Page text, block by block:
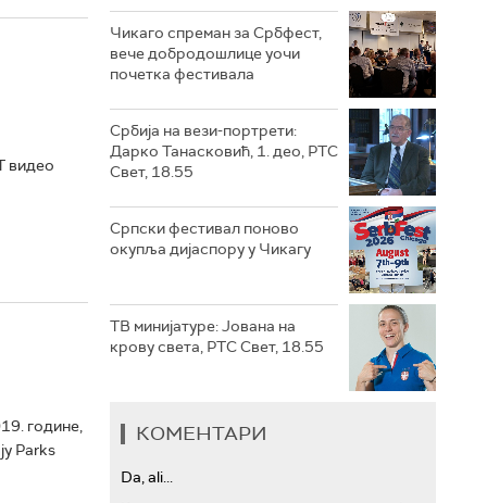
видео
године,
Parks
Чикаго спреман за Србфест,
вече добродошлице уочи
почетка фестивала
Србија на вези-портрети:
Дарко Танасковић, 1. део, РТС
Свет, 18.55
Српски фестивал поново
окупља дијаспору у Чикагу
ТВ минијатуре: Јована на
крову света, РТС Свет, 18.55
КОМЕНТАРИ
Da, ali...